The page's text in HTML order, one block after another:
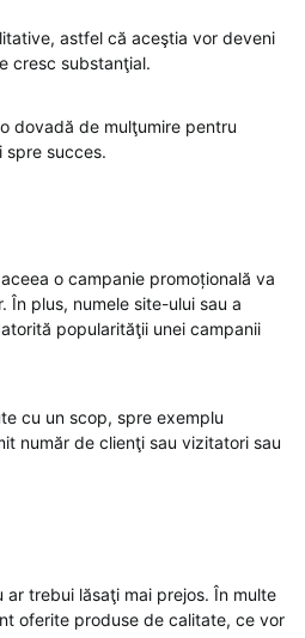
astfel că aceştia vor deveni
cresc substanţial.
dovadă de mulţumire pentru
spre succes.
o campanie promoțională va
plus, numele site-ului sau a
popularităţii unei campanii
cu un scop, spre exemplu
număr de clienţi sau vizitatori sau
trebui lăsaţi mai prejos. În multe
oferite produse de calitate, ce vor